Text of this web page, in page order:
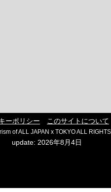
ーポリシー このサイトについて
of ALL JAPAN x TOKYO ALL
update: 2026年8月4日